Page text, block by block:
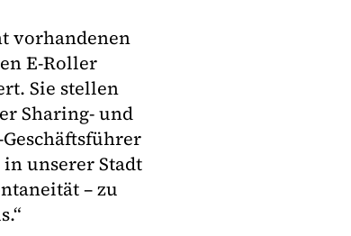
vorhandenen
E-Roller
Sie stellen
Sharing- und
Geschäftsführer
unserer Stadt
– zu